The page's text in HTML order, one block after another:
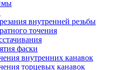
внутренней резьбы
точения
фаски
внутренних канавок
торцевых канавок